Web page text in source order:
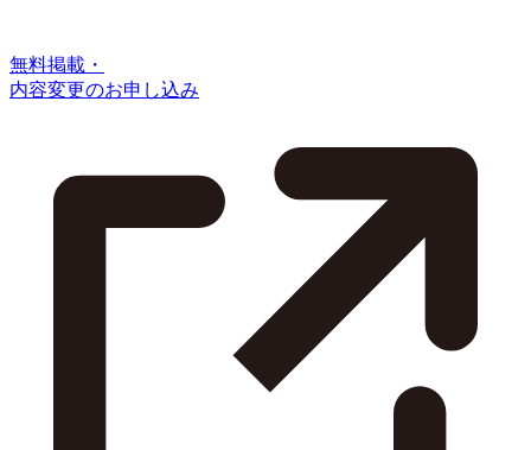
無料掲載・
内容変更のお申し込み